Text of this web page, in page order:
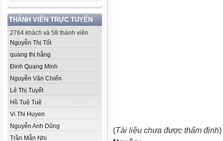
THÀNH VIÊN TRỰC TUYẾN
2764 khách và 58 thành viên
Nguyễn Thị Tốt
quàng thị hằng
Đinh Quang Minh
Nguyễn Văn Chiến
Lê Thị Tuyết
Hồ Tuệ Tuệ
Vi Thi Huyen
Nguyễn Anh Dũng
Trần Mẫn Nhi
(Tài liệu chưa được thẩm định)